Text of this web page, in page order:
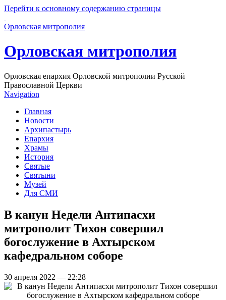
Перейти к основному содержанию страницы
Орловская митрополия
Орловская митрополия
Орловская епархия Орловской митрополии Русской
Православной Церкви
Navigation
Главная
Новости
Архипастырь
Епархия
Храмы
История
Святые
Святыни
Музей
Для СМИ
В канун Недели Антипасхи
митрополит Тихон совершил
богослужение в Ахтырском
кафедральном соборе
30 апреля 2022 — 22:28